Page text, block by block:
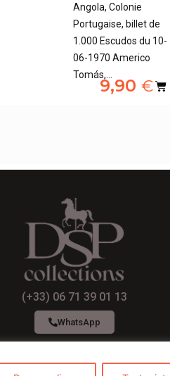
Angola, Colonie
Portugaise, billet de
1.000 Escudos du 10-
06-1970 Americo
Tomás,…
9,90 €
(+33) 06 71 39 01 13
WhatsApp